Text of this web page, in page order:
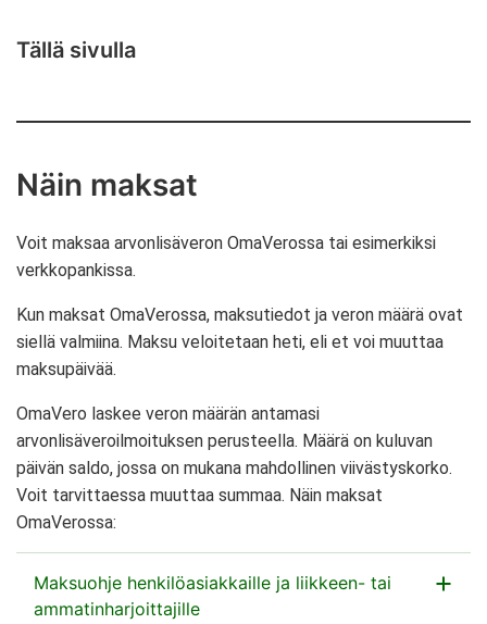
Tällä sivulla
Näin maksat
Voit maksaa arvonlisäveron OmaVerossa tai esimerkiksi
verkkopankissa.
Kun maksat OmaVerossa, maksutiedot ja veron määrä ovat
siellä valmiina. Maksu veloitetaan heti, eli et voi muuttaa
maksupäivää.
OmaVero laskee veron määrän antamasi
arvonlisäveroilmoituksen perusteella. Määrä on kuluvan
päivän saldo, jossa on mukana mahdollinen viivästyskorko.
Voit tarvittaessa muuttaa summaa. Näin maksat
OmaVerossa:
Maksuohje henkilöasiakkaille ja liikkeen- tai
ammatinharjoittajille